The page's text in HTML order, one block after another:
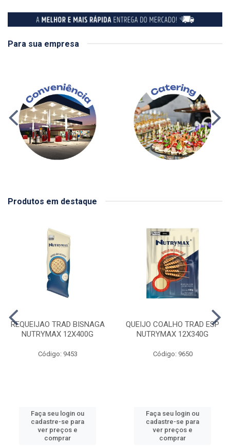
Para sua empresa
Produtos em destaque
REQUEIJAO TRAD BISNAGA
NUTRYMAX 12X400G
Código: 9453
Faça seu login ou
cadastre-se para
ver preços e
comprar
QUEIJO COALHO TRAD ESP
NUTRYMAX 12X340G
Código: 9650
Faça seu login ou
cadastre-se para
ver preços e
comprar